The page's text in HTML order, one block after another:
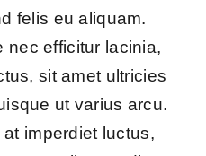
felis eu aliquam.
nec efficitur lacinia,
sit amet ultricies
ut varius arcu.
imperdiet luctus,